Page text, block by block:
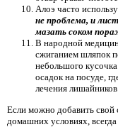
Алоэ часто
не проблема, и
мазать соком
В народной
сжиганием шляпок
небольшого
осадок на посуде,
лечения
Если можно добавить свой
домашних условиях,